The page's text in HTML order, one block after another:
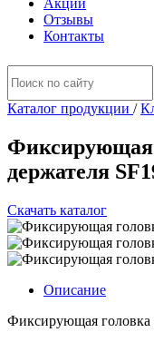
Акции
Отзывы
Контакты
Каталог продукции /
Фиксирующая
держателя
Скачать каталог
Описание
Фиксирующая головка